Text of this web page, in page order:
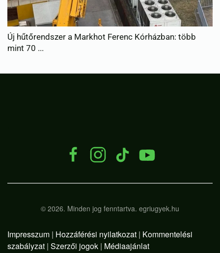
Éjszakai permetezés kezdődik Egerben a
vadgesztenye- és p...
© 2026. Minden jog fenntartva. egriugyek.hu
Impresszum | Hozzáférési nyilatkozat | Kommentelési
szabályzat | Szerzői jogok | Médiaajánlat